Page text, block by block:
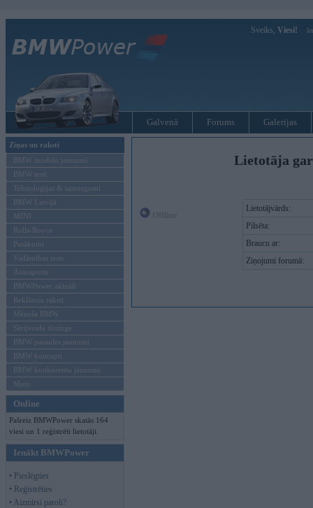
Sveiks, Viesi!
Galvenā Forums Galerijas
Ziņas un raksti
BMW modeļu jaunumi
BMW testi
Tehnoloģijas & sasniegumi
BMW Latvijā
MINI
Rolls-Royce
Pasākumi
Vadāmības tests
Autosports
BMWPower aktuāli
Reklāmas raksti
Mēneša BMW
Sērijveida tūnings
BMW pasaules jaunumi
BMW koncepti
BMW konkurentu jaunumi
Moto
Online
Pašreiz BMWPower skatās 164
viesi un 1 reģistrēti lietotāji.
Ienākt BMWPower
• Pieslēgties
• Reģistrēties
• Aizmirsi paroli?
Lietotāja
Lietotājvārds:
Pilsēta:
Braucu ar:
Ziņojumi forumā: